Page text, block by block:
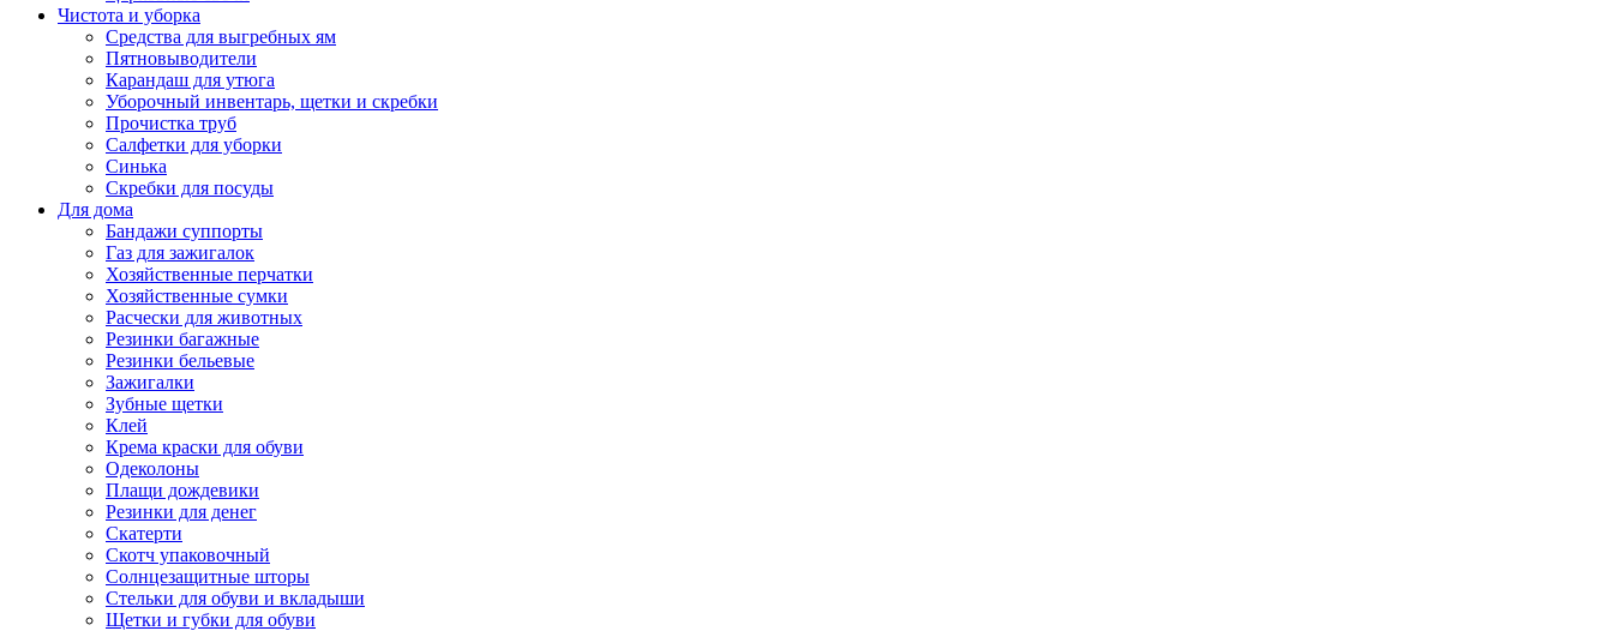
Чистота и уборка
Средства для выгребных ям
Пятновыводители
Карандаш для утюга
Уборочный инвентарь, щетки и скребки
Прочистка труб
Салфетки для уборки
Синька
Скребки для посуды
Для дома
Бандажи суппорты
Газ для зажигалок
Хозяйственные перчатки
Хозяйственные сумки
Расчески для животных
Резинки багажные
Резинки бельевые
Зажигалки
Зубные щетки
Клей
Крема краски для обуви
Одеколоны
Плащи дождевики
Резинки для денег
Скатерти
Скотч упаковочный
Солнцезащитные шторы
Стельки для обуви и вкладыши
Щетки и губки для обуви